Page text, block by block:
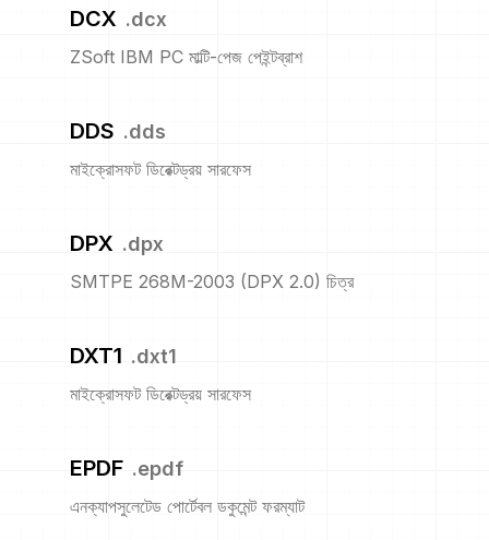
DCX .dcx
ZSoft IBM PC মাল্টি-পেজ পেইন্টব্রাশ
DDS .dds
মাইক্রোসফট ডিরেক্টড্রয় সারফেস
DPX .dpx
SMTPE 268M-2003 (DPX 2.0) চিত্র
DXT1 .dxt1
মাইক্রোসফট ডিরেক্টড্রয় সারফেস
EPDF .epdf
এনক্যাপসুলেটেড পোর্টেবল ডকুমেন্ট ফরম্যাট